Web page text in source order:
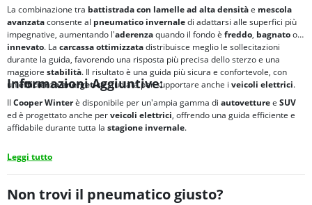
La combinazione tra battistrada con lamelle ad alta densitàe mescola
avanzataconsente al pneumatico invernaledi adattarsi alle superfici più
impegnative, aumentando l'aderenzaquando il fondo è freddo, bagnatoo
innevato. La carcassa ottimizzatadistribuisce meglio le sollecitazioni
durante la guida, favorendo una risposta più precisa dello sterzo e una
maggiore stabilità. Il risultato è una guida più sicura e confortevole, con
un'efficienza energeticastudiata per supportare anche i veicoli elettrici.
Informazioni Aggiuntive:
Il Cooper Winterè disponibile per un'ampia gamma di autovetturee SUV
ed è progettato anche perveicoli elettrici, offrendo una guida efficiente e
affidabile durante tutta la stagione invernale.
Leggi tutto
Non trovi il pneumatico giusto?